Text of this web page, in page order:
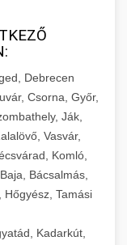
Debrecen
Csorna, Győr,
Ják,
Vasvár,
Komló,
Bácsalmás,
Hőgyész, Tamási
Kadarkút,